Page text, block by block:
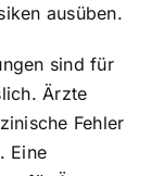
ausüben.
sind für
Ärzte
Fehler
Eine